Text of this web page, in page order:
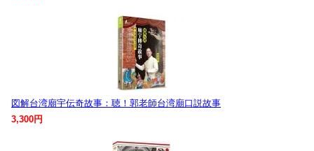
図解台湾廟宇伝奇故事：聴！郭老師台湾廟口説故事
3,300円